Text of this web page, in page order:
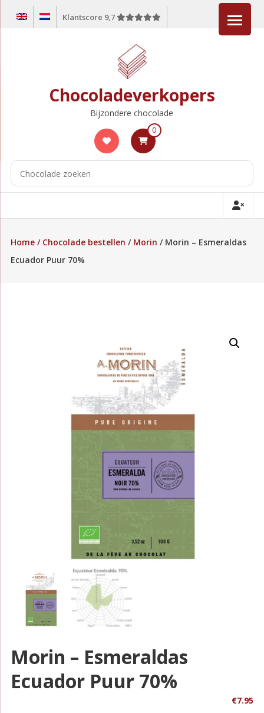
Klantscore 9,7
Chocoladeverkopers
Bijzondere chocolade
0
Home/ Chocolade bestellen / Morin / Morin – Esmeraldas
Ecuador Puur 70%
Morin – Esmeraldas
Ecuador Puur 70%
€7.95